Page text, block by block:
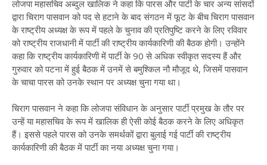
लोजपा महासचिव अब्दुल खालिक ने कहा कि पारस और पार्टी के चार अन्य सांसदों
द्वारा चिराग पासवान को पद से हटाने के बाद संगठन में फूट के बीच चिराग पासवान
के राष्ट्रीय अध्यक्ष के रूप में पहले के चुनाव की प्रतिपुष्टि करने के लिए रविवार
को राष्ट्रीय राजधानी में पार्टी की राष्ट्रीय कार्यकारिणी की बैठक होगी। उन्होंने
कहा कि राष्ट्रीय कार्यकारिणी में पार्टी के 90 से अधिक स्वीकृत सदस्य हैं और
गुरुवार को पटना में हुई बैठक में उनमें से बमुश्किल नौ मौजूद थे, जिसमें पासवान
के चाचा पारस को उनके स्थान पर अध्यक्ष चुना गया था।
चिराग पासवान ने कहा कि लोजपा संविधान के अनुसार पार्टी प्रमुख के तौर पर
उन्हें या महासचिव के रूप में खालिक ही ऐसी कोई बैठक करने के लिए अधिकृत
हैं। इससे पहले पारस को उनके समर्थकों द्वारा बुलाई गई पार्टी की राष्ट्रीय
कार्यकारिणी की बैठक में पार्टी का नया अध्यक्ष चुना गया।